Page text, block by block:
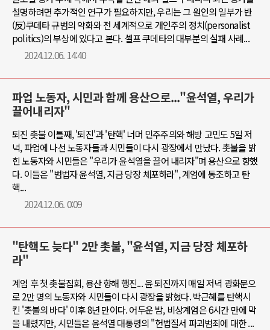
설명하려면 추가적인 연구가 필요하지만, 우리는 그 원인의 일부가 반
(反)쿠데타 규범의 약화와 전 세계적으로 개인주의 정치(personalist
politics)의 부상에 있다고 본다. 셀프 쿠데타의 대부분의 실패 사례...
2024.12.06. 14:40
파업 노동자, 시민과 함께 용산으로..."윤석열, 우리가
끌어내리자"
퇴진 촛불 이틀째, '퇴진'과 '탄핵' 너머 민주주의와 해방 고민도 5일 저
녁, 파업에 나선 노동자들과 시민들이 다시 광장에서 만났다. 촛불을 밝
힌 노동자와 시민들은 "우리가 윤석열을 끌어 내리자"며 용산으로 향했
다. 이들은 "범법자 윤석열, 지금 당장 체포하라", 계엄에 동조하고 탄
핵...
2024.12.06. 0:09
"탄핵도 늦다" 2만 촛불, "윤석열, 지금 당장 체포하
라"
계엄 후 첫 촛불집회, 용산 향해 행진... 윤 퇴진까지 매일 저녁 광화문으
로 2만 명의 노동자와 시민들이 다시 광장을 밝혔다. 박근혜를 탄핵시
킨 '촛불의 바다' 이후 8년 만이다. 어두운 밤, 비상계엄은 6시간 만에 막
을 내렸지만, 시민들은 윤석열 대통령의 "헌법질서 파괴범죄에 대한 ...